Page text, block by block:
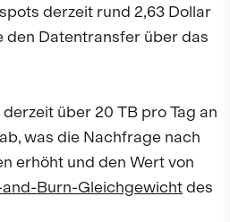
derzeit rund 2,63 Dollar
den Datentransfer über das
über 20 TB pro Tag an
was die Nachfrage nach
erhöht und den Wert von
Burn-Gleichgewichtdes